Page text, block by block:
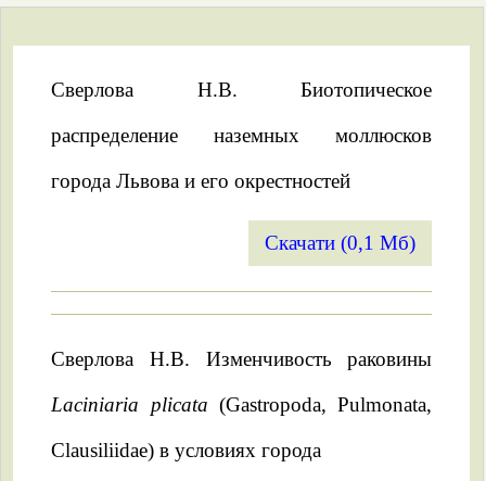
Сверлова Н.В. Биотопическое
распределение наземных моллюсков
города Львова и его окрестностей
Скачати (0,1 Мб)
Сверлова Н.В. Изменчивость раковины
Laciniaria plicata (Gastropoda, Pulmonata,
Clausiliidae) в условиях города